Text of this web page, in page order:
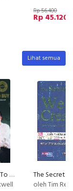
Rp 56.400
Rp 45.120
Lihat semua
Put Your Dream To The Test
oleh Tim